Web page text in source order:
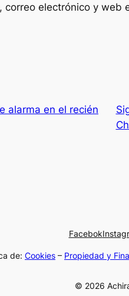
correo electrónico y web
alarma en el recién
Facebok
de: Cookies – Propiedad y
© 2026